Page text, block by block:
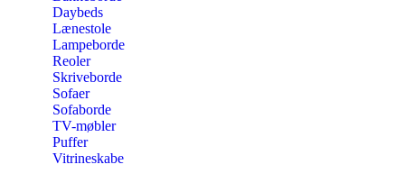
Daybeds
Lænestole
Lampeborde
Reoler
Skriveborde
Sofaer
Sofaborde
TV-møbler
Puffer
Vitrineskabe